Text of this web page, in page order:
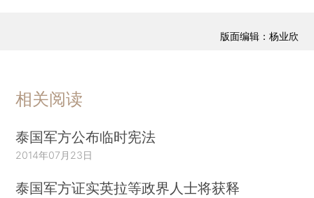
版面编辑：杨业欣
相关阅读
泰国军方公布临时宪法
2014年07月23日
泰国军方证实英拉等政界人士将获释